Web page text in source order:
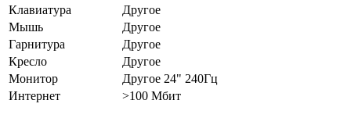
Клавиатура
Другое
Мышь
Другое
Гарнитура
Другое
Кресло
Другое
Монитор
Другое 24" 240Гц
Интернет
>100 Мбит